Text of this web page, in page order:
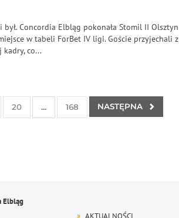
był. Concordia Elbląg pokonała Stomil II Olsztyn
w tabeli ForBet IV ligi. Goście przyjechali z
co...
20 ... 168 NASTĘPNA
Elbląg
AKTUALNOŚCI